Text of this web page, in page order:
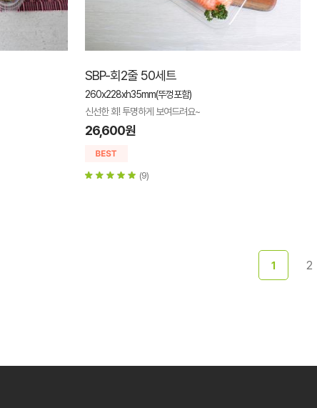
SBP-회2줄 50세트
260x228xh35mm(뚜껑포함)
신선한 회! 투명하게 보여드려요~
26,600원
(9)
1 2